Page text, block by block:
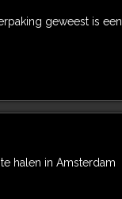
geweest is een
halen in Amsterdam